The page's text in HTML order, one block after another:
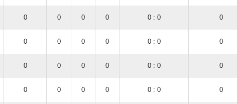
0 0 0 0 0 : 0 0
0 0 0 0 0 : 0 0
0 0 0 0 0 : 0 0
0 0 0 0 0 : 0 0